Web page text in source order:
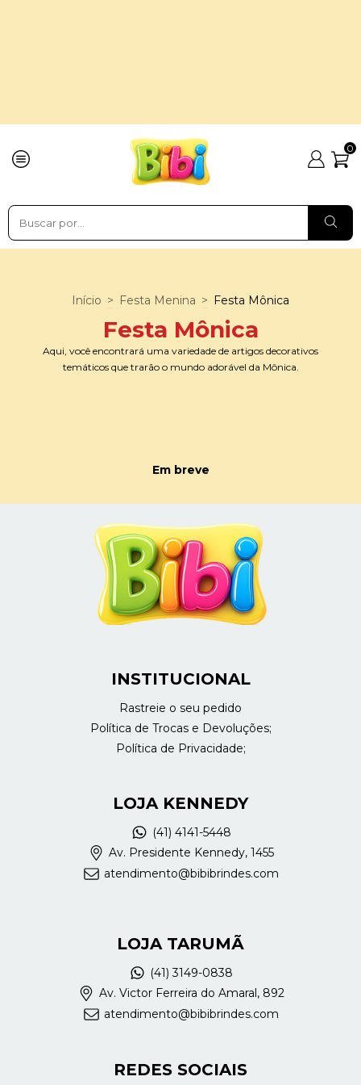
0
Início > Festa Menina > Festa Mônica
Festa Mônica
Aqui, você encontrará uma variedade de artigos decorativos
temáticos que trarão o mundo adorável da Mônica.
Em breve
INSTITUCIONAL
Rastreie o seu pedido
Política de Trocas e Devoluções;
Política de Privacidade;
LOJA KENNEDY
(41) 4141-5448
Av. Presidente Kennedy, 1455
atendimento@bibibrindes.com
LOJA TARUMÃ
(41) 3149-0838
Av. Victor Ferreira do Amaral, 892
atendimento@bibibrindes.com
REDES SOCIAIS